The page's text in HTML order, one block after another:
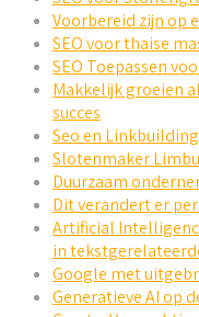
Voorbereid zijn op
SEO voor thaise
SEO Toepassen
Makkelijk groeien
succes
Seo en
Slotenmaker
Duurzaam
Dit verandert er
Artificial
in
Google met
Generatieve AI op